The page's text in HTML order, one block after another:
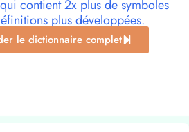
contient 2x plus de symboles
plus développées.
le dictionnaire complet